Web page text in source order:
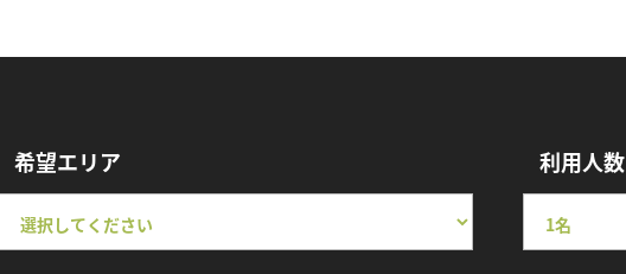
希望エリア 利用人数